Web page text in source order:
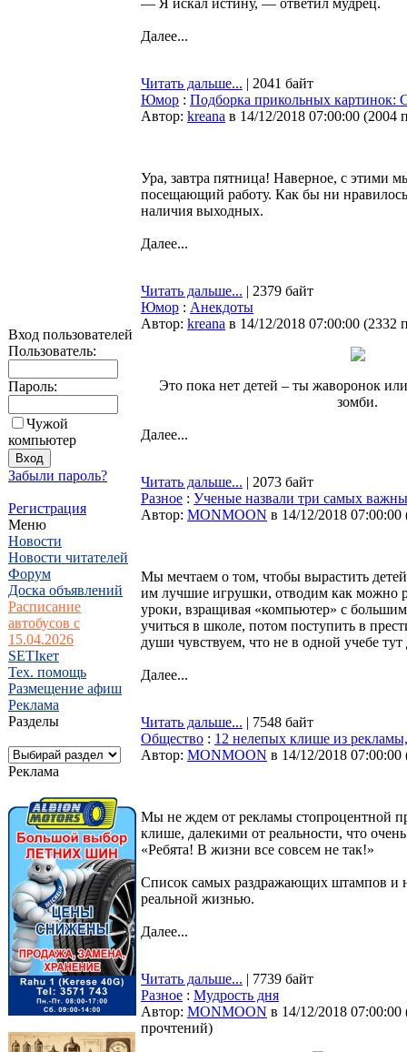
Вход пользователей
Пользователь:
Пароль:
Чужой
компьютер
Забыли пароль?
Регистрация
Меню
Новости
Новости читателей
Форум
Доска объявлений
Расписание
автобусов с
15.04.2026
SETIкет
Тех. помощь
Размещение афиш
Реклама
Разделы
Реклама
— Я искал истину, — ответил мудрец.
Далее...
Читать дальше... | 2041 байт
Юмор : Подборка прикольных картинок:
Автор: kreana в 14/12/2018 07:00:00 (2004
Ура, завтра пятница! Наверное, с этими
посещающий работу. Как бы ни нравилось
наличия выходных.
Далее...
Читать дальше... | 2379 байт
Юмор : Анекдоты
Автор: kreana в 14/12/2018 07:00:00 (2332
Это пока нет детей – ты жаворонок
зомби.
Далее...
Читать дальше... | 2073 байт
Разное : Ученые назвали три самых
Автор: MONMOON в 14/12/2018 07:00:00
Мы мечтаем о том, чтобы вырастить
им лучшие игрушки, отводим как можно
уроки, взращивая «компьютер» с
учиться в школе, потом поступить в
души чувствуем, что не в одной учебе
Далее...
Читать дальше... | 7548 байт
Общество : 12 нелепых клише из
Автор: MONMOON в 14/12/2018 07:00:00
Мы не ждем от рекламы стопроцентной
клише, далекими от реальности, что
«Ребята! В жизни все совсем не так!»
Список самых раздражающих штампов и
реальной жизнью.
Далее...
Читать дальше... | 7739 байт
Разное : Мудрость дня
Автор: MONMOON в 14/12/2018 07:00:00
прочтений)